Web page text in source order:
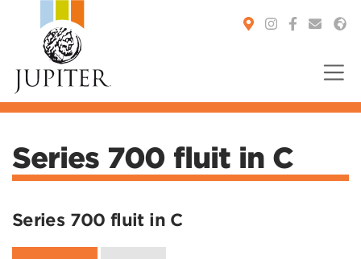
Series 700 fluit in C
Series 700 fluit in C